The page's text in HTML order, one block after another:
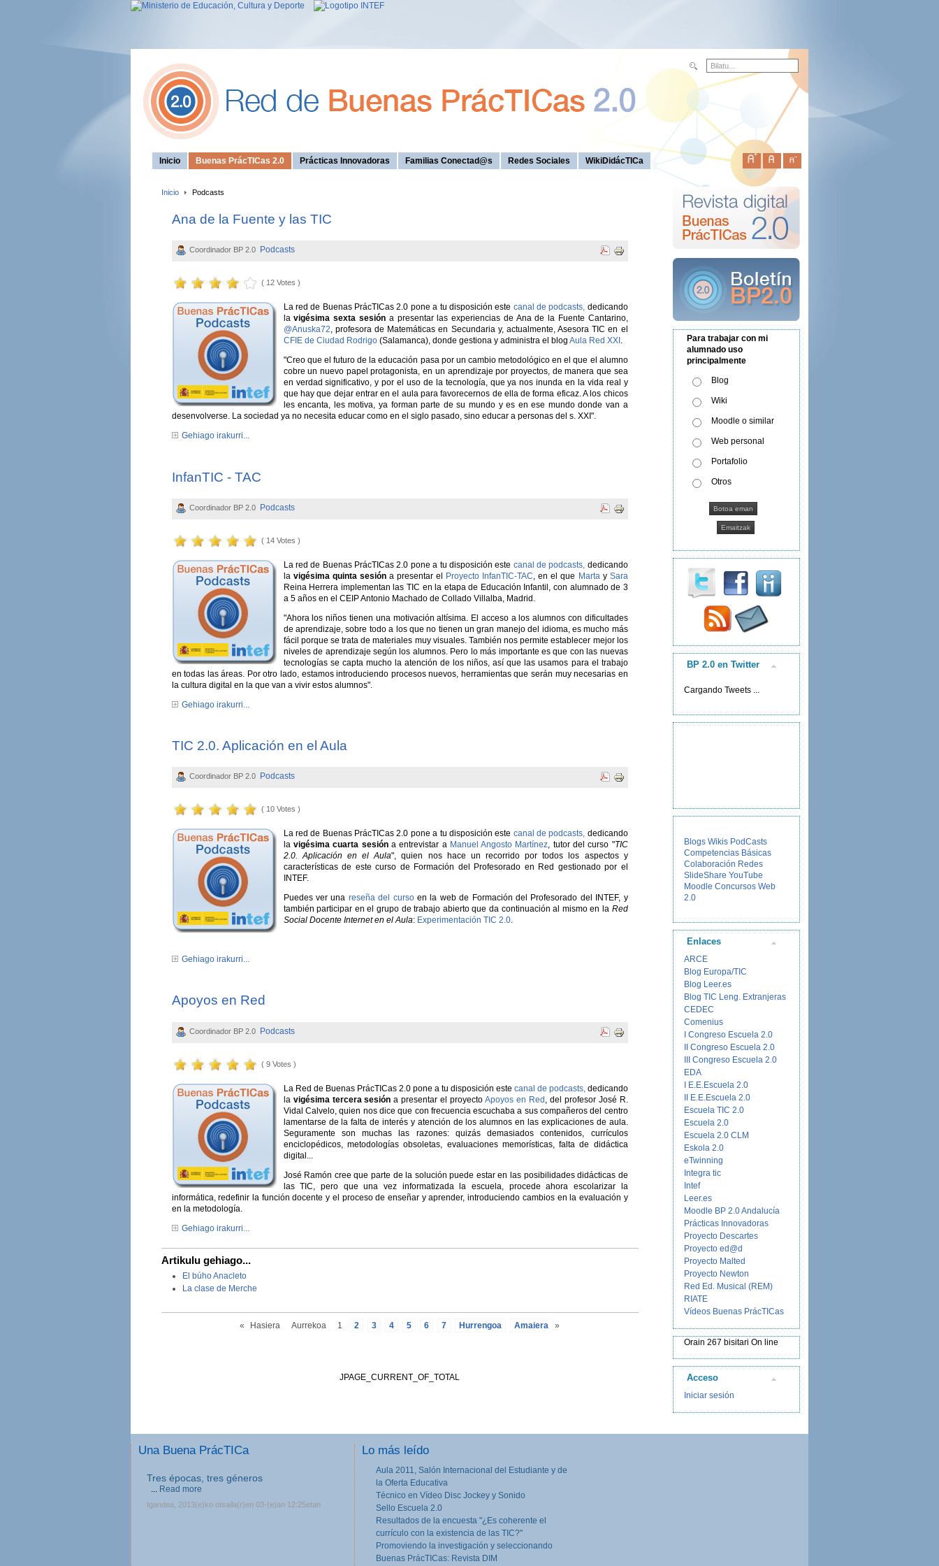
Inicio Buenas PrácTICas 2.0 Prácticas Innovadoras Familias Conectad@s Redes Sociales WikiDidácTICa
Inicio Podcasts
Ana de la Fuente y las TIC
Coordinador BP 2.0 Podcasts
( 12 Votes )
La red de Buenas PrácTICas 2.0 pone a tu disposición este canal de podcasts, dedicando
lavigésima sexta sesión a presentar las experiencias de Ana de la Fuente Cantarino,
@Anuska72, profesora de Matemáticas en Secundaria y, actualmente, Asesora TIC en el
CFIE de Ciudad Rodrigo(Salamanca), donde gestiona y administra el blog Aula Red XXI .
"Creo que el futuro de la educación pasa por un cambio metodológico en el que el alumno
cobre un nuevo papel protagonista, en un aprendizaje por proyectos, de manera que sea
en verdad significativo, y por el uso de la tecnología, que ya nos inunda en la vida real y
que hay que dejar entrar en el aula para favorecernos de ella de forma eficaz. A los chicos
les encanta, les motiva, ya forman parte de su mundo y es en ese mundo donde van a
desenvolverse. La sociedad ya no necesita educar como en el siglo pasado, sino educar a personas del s. XXI".
Gehiago irakurri...
InfanTIC - TAC
Coordinador BP 2.0 Podcasts
( 14 Votes )
La red de Buenas PrácTICas 2.0 pone a tu disposición este canal de podcasts, dedicando
la vigésima quinta sesión a presentar el Proyecto InfanTIC-TAC , en el que Marta y Sara
Reina Herrera implementan las TIC en la etapa de Educación Infantil, con alumnado de 3
a 5 años en el CEIP Antonio Machado de Collado Villalba, Madrid.
"Ahora los niños tienen una motivación altísima. El acceso a los alumnos con dificultades
de aprendizaje, sobre todo a los que no tienen un gran manejo del idioma, es mucho más
fácil porque se trata de materiales muy visuales. También nos permite establecer mejor los
niveles de aprendizaje según los alumnos. Pero lo más importante es que con las nuevas
tecnologías se capta mucho la atención de los niños, así que las usamos para el trabajo
en todas las áreas. Por otro lado, estamos introduciendo procesos nuevos, herramientas que serán muy necesarias en
la cultura digital en la que van a vivir estos alumnos".
Gehiago irakurri...
TIC 2.0. Aplicación en el Aula
Coordinador BP 2.0 Podcasts
( 10 Votes )
La red de Buenas PrácTICas 2.0 pone a tu disposición este canal de podcasts, dedicando
la vigésima cuarta sesión a entrevistar a Manuel Angosto Martínez, tutor del curso "TIC
2.0. Aplicación en el Aula", quien nos hace un recorrido por todos los aspectos y
características de este curso de Formación del Profesorado en Red gestionado por el
INTEF.
Puedes ver una reseña del cursoen la web de Formación del Profesorado del INTEF, y
también participar en el grupo de trabajo abierto que da continuación al mismo en la Red
Social Docente Internet en el Aula: Experimentación TIC 2.0.
Gehiago irakurri...
Apoyos en Red
Coordinador BP 2.0 Podcasts
( 9 Votes )
La Red de Buenas PrácTICas 2.0 pone a tu disposición este canal de podcasts, dedicando
la vigésima tercera sesióna presentar el proyectoApoyos en Red , del profesor José R.
Vidal Calvelo, quien nos dice que con frecuencia escuchaba a sus compañeros del centro
lamentarse de la falta de interés y atención de los alumnos en las explicaciones de aula.
Seguramente son muchas las razones: quizás demasiados contenidos, currículos
enciclopédicos, metodologías obsoletas, evaluaciones memorísticas, falta de didáctica
digital...
José Ramón cree que parte de la solución puede estar en las posibilidades didácticas de
las TIC, pero que una vez informatizada la escuela, procede ahora escolarizar la
informática, redefinir la función docente y el proceso de enseñar y aprender, introduciendo cambios en la evaluación y
en la metodología.
Gehiago irakurri...
Artikulu gehiago...
El búho Anacleto
La clase de Merche
« Hasiera Aurrekoa 1 2 3 4 5 6 7 Hurrengoa Amaiera »
JPAGE_CURRENT_OF_TOTAL
Para trabajar con mi
alumnado uso
principalmente
Blog
Wiki
Moodle o similar
Web personal
Portafolio
Otros
BP 2.0 en Twitter
Cargando Tweets ...
Blogs Wikis PodCasts
Competencias Básicas
Colaboración Redes
SlideShare YouTube
Moodle Concursos Web
2.0
Enlaces
ARCE
Blog Europa/TIC
Blog Leer.es
Blog TIC Leng. Extranjeras
CEDEC
Comenius
I Congreso Escuela 2.0
II Congreso Escuela 2.0
III Congreso Escuela 2.0
EDA
I E.E.Escuela 2.0
II E.E.Escuela 2.0
Escuela TIC 2.0
Escuela 2.0
Escuela 2.0 CLM
Eskola 2.0
eTwinning
Integra tic
Intef
Leer.es
Moodle BP 2.0 Andalucía
Prácticas Innovadoras
Proyecto Descartes
Proyecto ed@d
Proyecto Malted
Proyecto Newton
Red Ed. Musical (REM)
RIATE
Vídeos Buenas PrácTICas
Orain 267 bisitari On line
Acceso
Iniciar sesión
Una Buena PrácTICa
Tres épocas, tres géneros
... Read more
Igandea, 2013(e)ko otsaila(r)en 03-(e)an 12:25etan
Lo más leído
Aula 2011, Salón Internacional del Estudiante y de
la Oferta Educativa
Técnico en Vídeo Disc Jockey y Sonido
Sello Escuela 2.0
Resultados de la encuesta "¿Es coherente el
currículo con la existencia de las TIC?"
Promoviendo la investigación y seleccionando
Buenas PrácTICas: Revista DIM